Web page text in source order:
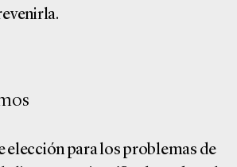
elección para los problemas de